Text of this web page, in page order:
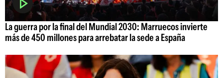
La guerra por la final del Mundial 2030: Marruecos invierte
más de 450 millones para arrebatar la sede a España